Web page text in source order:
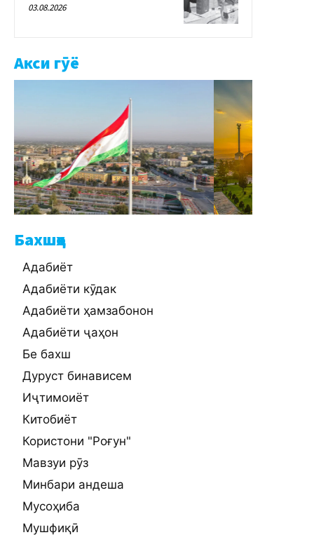
03.08.2026
Акси гӯё
Бахшҳо
Адабиёт
Адабиёти кӯдак
Адабиёти ҳамзабонон
Адабиёти ҷаҳон
Бе бахш
Дуруст бинависем
Иҷтимоиёт
Китобиёт
Користони "Роғун"
Мавзуи рӯз
Минбари андеша
Мусоҳиба
Мушфиқӣ